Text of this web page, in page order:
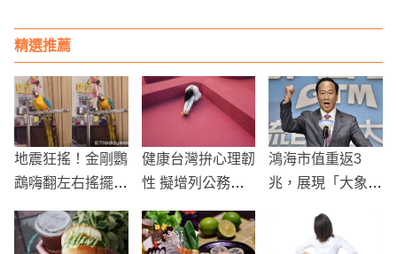
精選推薦
地震狂搖！金剛鸚
鵡嗨翻左右搖擺，
還害怕！
健康台灣拚心理韌
性 擬增列公務人
鴻海市值重返3
兆，展現「大象跳
銘持股價值逾3,78